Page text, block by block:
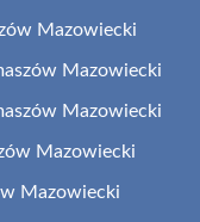
Mazowiecki
Mazowiecki
Mazowiecki
Mazowiecki
Mazowiecki